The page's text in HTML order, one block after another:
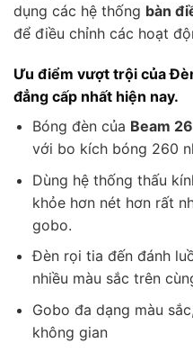
dụng các hệ thống bàn
để điều chỉnh các hoạt
Ưu điểm vượt trội của
đẳng cấp nhất hiện nay.
Bóng đèn của Beam
với bo kích bóng 260
Dùng hệ thống thấu
khỏe hơn nét hơn rất
gobo.
Đèn rọi tia đến đánh
nhiều màu sắc trên
Gobo đa dạng màu
không gian